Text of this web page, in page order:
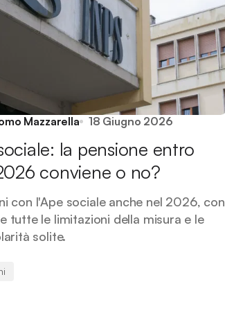
Mazzarella 18 Giugno 2026
la pensione entro
conviene o no?
con l'Ape sociale anche nel 2026, con
tutte le limitazioni della misura e le
solite.